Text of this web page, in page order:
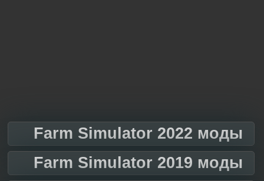
Farm Simulator 2022 моды
Farm Simulator 2019 моды